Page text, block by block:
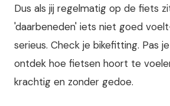
Dus als jij regelmatig op de fiets
'daarbeneden' iets niet goed
serieus. Check je bikefitting. Pas
ontdek hoe fietsen hoort te
krachtig en zonder gedoe.